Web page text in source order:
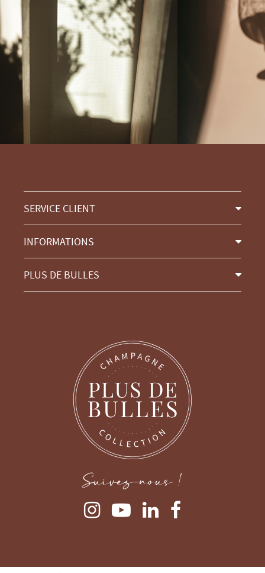
SERVICE CLIENT
INFORMATIONS
PLUS DE BULLES
Suivez-nous !
Gestion des cookies
Nous prenons soin de nos utilisateurs
Lorsque vous consultez notre site, des cookies sont déposés sur